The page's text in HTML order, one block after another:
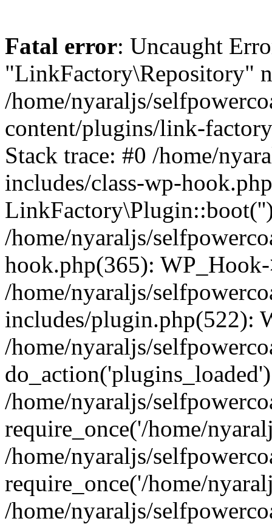
Fatal error: Uncaught
"LinkFactory\Repository"
/home/nyaraljs/
content/plugins/link-
Stack trace: #0 /home/
includes/class-wp-
/home/nyaraljs/
hook.php(365):
/home/nyaraljs/
includes/plugin.php(522):
/home/nyaraljs/
/home/nyaraljs/
require_once('/home/
/home/nyaraljs/
require_once('/home/
/home/nyaraljs/